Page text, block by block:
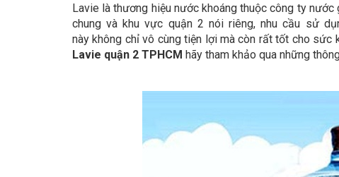
Lavie là thương hiệu nước khoáng thuộc công ty
chung và khu vực quận 2 nói riêng, nhu cầu sử
này không chỉ vô cùng tiện lợi mà còn rất tốt cho sức
Lavie quận 2 TPHCM hãy tham khảo qua những